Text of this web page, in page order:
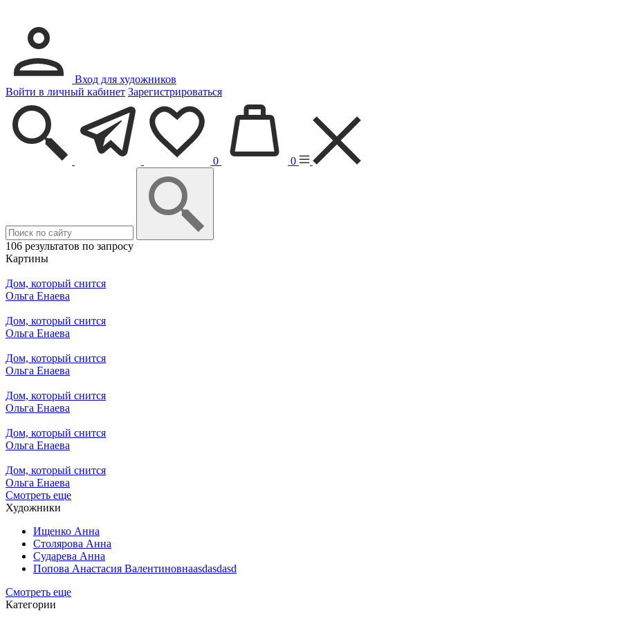
Вход для художников
Войти в личный кабинет Зарегистрироваться
0 0
106 результатов по запросу
Картины
Дом, который снится
Ольга Енаева
Дом, который снится
Ольга Енаева
Дом, который снится
Ольга Енаева
Дом, который снится
Ольга Енаева
Дом, который снится
Ольга Енаева
Дом, который снится
Ольга Енаева
Смотреть еще
Художники
Ищенко Анна
Столярова Анна
Сударева Анна
Попова Анастасия Валентиновнаasdasdasd
Смотреть еще
Категории